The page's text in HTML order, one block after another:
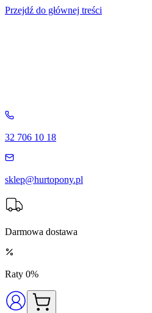
Przejdź do głównej treści
32 706 10 18
sklep@hurtopony.pl
Darmowa dostawa
Raty 0%